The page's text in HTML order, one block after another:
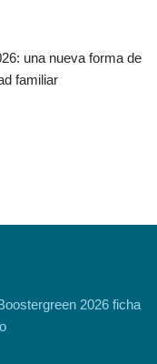
una nueva forma de
familiar
2026 ficha